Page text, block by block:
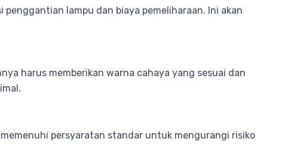
lampu dan biaya pemeliharaan. Ini akan
harus memberikan warna cahaya yang sesuai dan
persyaratan standar untuk mengurangi risiko